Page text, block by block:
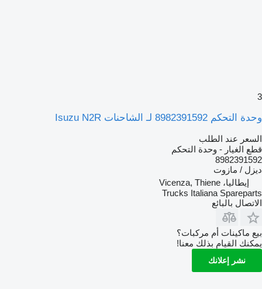
3
وحدة التحكم 8982391592 لـ الشاحنات Isuzu N2R
السعر عند الطلب
قطع الغيار - وحدة التحكم
8982391592
ديزل / مازوت
إيطاليا، Vicenza, Thiene
Trucks Italiana Spareparts
الاتصال بالبائع
بيع ماكينات أم مركبات؟
يمكنك القيام بذلك معنا!
نشر إعلانك